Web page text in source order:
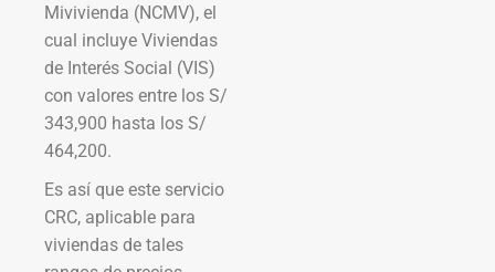
Mivivienda (NCMV), el
cual incluye Viviendas
de Interés Social (VIS)
con valores entre los S/
343,900 hasta los S/
464,200.
Es así que este servicio
CRC, aplicable para
viviendas de tales